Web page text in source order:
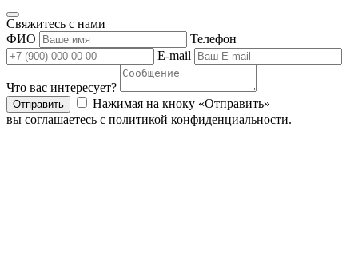
Свяжитесь с нами
ФИО
Телефон
E-mail
Что вас интересует?
Отправить
Нажимая на кноку «Отправить»
вы соглашаетесь с политикой конфиденциальности.